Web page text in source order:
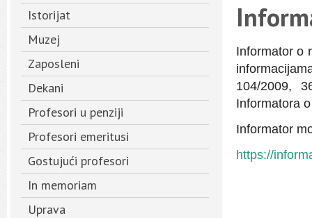
Istorijat
Muzej
Zaposleni
Dekani
Profesori u penziji
Profesori emeritusi
Gostujući profesori
In memoriam
Uprava
Informator o
104/2009,
Informatora
Informator
https://